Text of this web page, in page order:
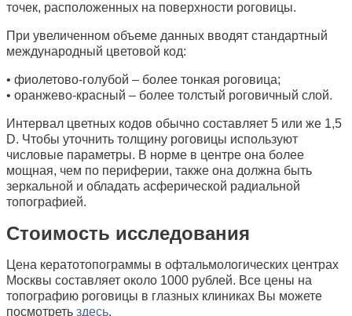
точек, расположенных на поверхности роговицы.
При увеличенном объеме данных вводят стандартный
международный цветовой код:
• фиолетово-голубой – более тонкая роговица;
• оранжево-красный – более толстый роговичный слой.
Интервал цветных кодов обычно составляет 5 или же 1,5
D. Чтобы уточнить толщину роговицы используют
числовые параметры. В норме в центре она более
мощная, чем по периферии, также она должна быть
зеркальной и обладать асферической радиальной
топографией.
Стоимость исследования
Цена кератотопограммы в офтальмологических центрах
Москвы составляет около 1000 рублей. Все цены на
топографию роговицы в глазных клиниках Вы можете
посмотреть здесь.